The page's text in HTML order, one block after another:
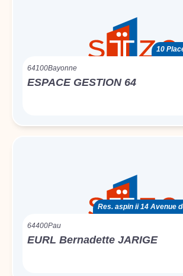
10
64100Bayonne
ESPACE GESTION 64
Res. aspin ii 14 Avenue
64400Pau
EURL Bernadette JARIGE